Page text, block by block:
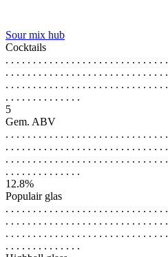
Sour mix hub
Cocktails
. . . . . . . . . . . . . . . . . . . . . . . . . . . . .
. . . . . . . . . . . . . . . . . . . . . . . . . . . . .
. . . . . . . . . . . . . . . . . . . . . . . . . . . . .
. . . . . . . . . . . . . .
5
Gem. ABV
. . . . . . . . . . . . . . . . . . . . . . . . . . . . .
. . . . . . . . . . . . . . . . . . . . . . . . . . . . .
. . . . . . . . . . . . . . . . . . . . . . . . . . . . .
. . . . . . . . . . . . . .
12.8%
Populair glas
. . . . . . . . . . . . . . . . . . . . . . . . . . . . .
. . . . . . . . . . . . . . . . . . . . . . . . . . . . .
. . . . . . . . . . . . . . . . . . . . . . . . . . . . .
. . . . . . . . . . . . . .